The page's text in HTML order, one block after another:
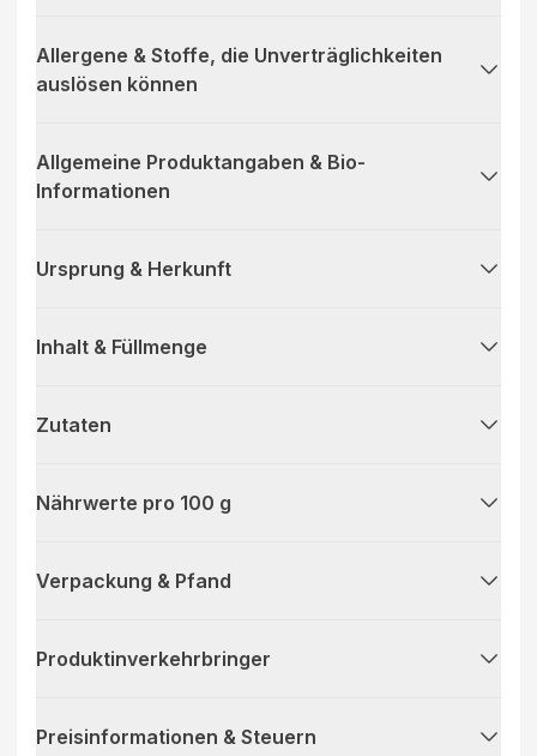
Allergene & Stoffe, die Unverträglichkeiten
auslösen können
Allgemeine Produktangaben & Bio-
Informationen
Ursprung & Herkunft
Inhalt & Füllmenge
Zutaten
Nährwerte pro 100 g
Verpackung & Pfand
Produktinverkehrbringer
Preisinformationen & Steuern